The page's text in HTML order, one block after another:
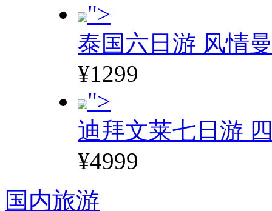
">
泰国六日游 风情
¥1299
">
迪拜文莱七日游
¥4999
国内旅游